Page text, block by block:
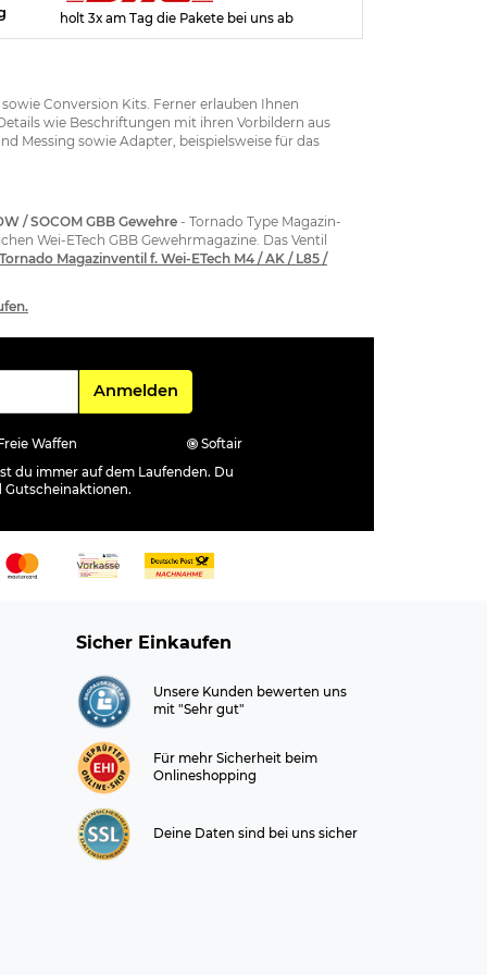
holt 3x am Tag die Pakete bei uns ab
Conversion Kits. Ferner erlauben Ihnen
wie Beschriftungen mit ihren Vorbildern aus
Messing sowie Adapter, beispielsweise für das
/ SOCOM GBB Gewehre - Tornado Type Magazin-
Wei-ETech GBB Gewehrmagazine. Das Ventil
Magazinventil f. Wei-ETech M4 / AK / L85 /
Für den Newsletter
Anmelden
Waffen
Softair
du immer auf dem Laufenden. Du
Sicher Einkaufen
Unsere Kunden bewerten uns
mit "Sehr gut"
Für mehr Sicherheit beim
Onlineshopping
Deine Daten sind bei uns sicher